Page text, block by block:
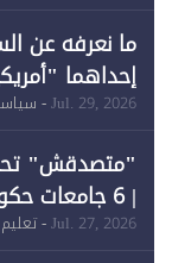
ما نعرفه عن
إحداهما
احتياجات
Jul. 29, 2026
-
"متصدقش" تحلل
Jul. 27, 2026- تعليم